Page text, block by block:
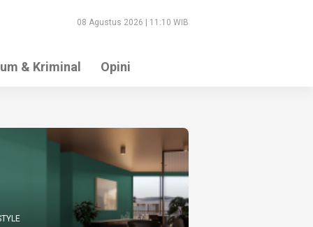
08 Agustus 2026 | 11:10 WIB
& Kriminal Opini